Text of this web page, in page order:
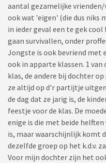
aantal gezamelijke
ook wat 'eigen' (die dus niks
in ieder geval een te gek
gaan survivallen, onder
Jongste is ook bevriend met
ook in apparte klassen. 1
klas, de andere bij dochter
ze altijd op d'r partijtje
de dag dat ze jarig is, de
feestje voor de klas. De
enige is die met beide
is, maar waarschijnlijk komt
dezelfde groep op het k.d.v.
Voor mijn dochter zijn het